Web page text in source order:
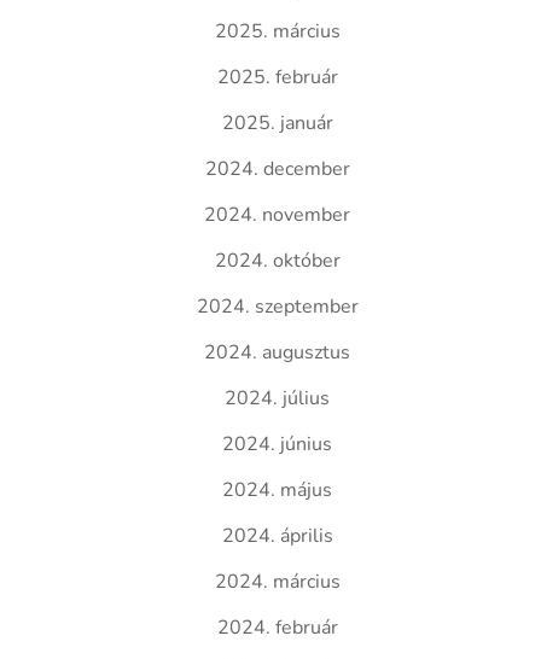
2025. március
2025. február
2025. január
2024. december
2024. november
2024. október
2024. szeptember
2024. augusztus
2024. július
2024. június
2024. május
2024. április
2024. március
2024. február